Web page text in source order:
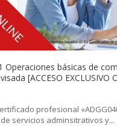
Operaciones básicas de
[ACCESO EXCLUSIVO
profesional
servicios adminsitrativos y...